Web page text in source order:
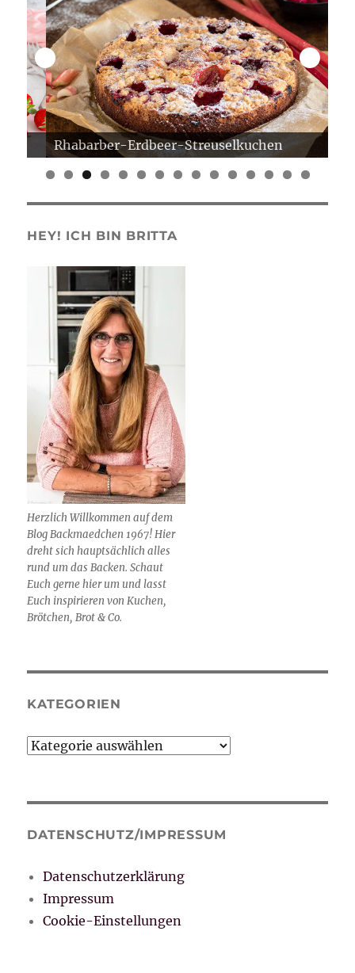
Rhabarber-Erdbeer-Streuselkuchen
0 1 2 3 4 5
HEY! ICH BIN BRITTA
Herzlich Willkommen auf dem
Blog Backmaedchen 1967! Hier
dreht sich hauptsächlich alles
rund um das Backen. Schaut
Euch gerne hier um und lasst
Euch inspirieren von Kuchen,
Brötchen, Brot & Co.
KATEGORIEN
Kategorien
DATENSCHUTZ/IMPRESSUM
Datenschutzerklärung
Impressum
Cookie-Einstellungen